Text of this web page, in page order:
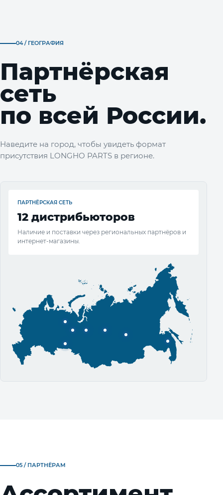
04 / ГЕОГРАФИЯ
Партнёрская
сеть
по всей России.
Наведите на город, чтобы увидеть формат
присутствия LONGHO PARTS в регионе.
ПАРТНЁРСКАЯ СЕТЬ
12 дистрибьюторов
Наличие и поставки через региональных партнёров и
интернет-магазины.
05 / ПАРТНЁРАМ